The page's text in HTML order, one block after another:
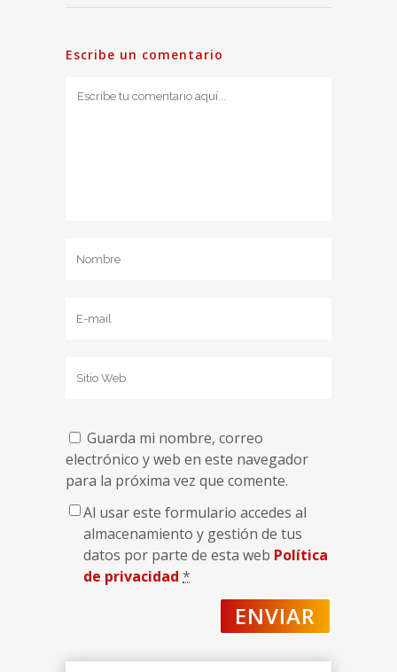
Escribe un comentario
Guarda mi nombre, correo
electrónico y web en este navegador
para la próxima vez que comente.
Al usar este formulario accedes al
almacenamiento y gestión de tus
datos por parte de esta web Política
de privacidad *